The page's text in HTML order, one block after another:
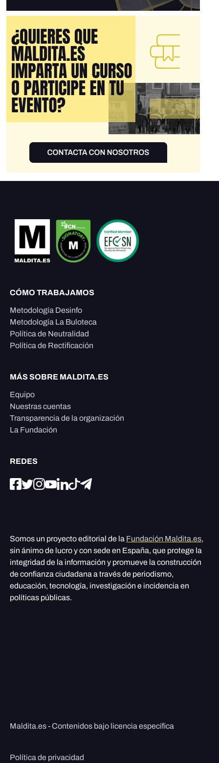
CÓMO TRABAJAMOS
Metodología Desinfo
Metodología La Buloteca
Política de Neutralidad
Política de Rectificación
MÁS SOBRE MALDITA.ES
Equipo
Nuestras cuentas
Transparencia de la organización
La Fundación
REDES
Somos un proyecto editorial de la Fundación Maldita.es,
sin ánimo de lucro y con sede en España, que protege la
integridad de la información y promueve la construcción
de confianza ciudadana a través de periodismo,
educación, tecnología, investigación e incidencia en
políticas públicas.
Maldita.es - Contenidos bajo licencia específica
Política de privacidad